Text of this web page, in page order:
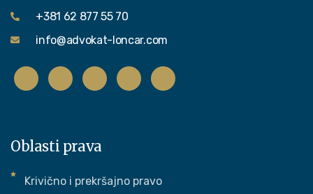
+381 62 877 55 70
info@advokat-loncar.com
Oblasti prava
Krivično i prekršajno pravo